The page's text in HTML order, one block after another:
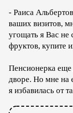
- Раиса
ваших визитов,
угощать я Вас
фруктов, купите
Пенсионерка еще
дворе. Но мне на
я избавилась от